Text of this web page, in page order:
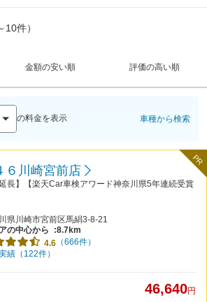
件）
金額の安い順 評価の高い順
の料金を表示 車種から検索
PR
６川崎宮前店
長】【楽天Car車検アワード神奈川県5年連続受賞
県川崎市宮前区馬絹3-8-21
の中心から
:8.7km
4.6 （666件）
績（122件）
46,640円